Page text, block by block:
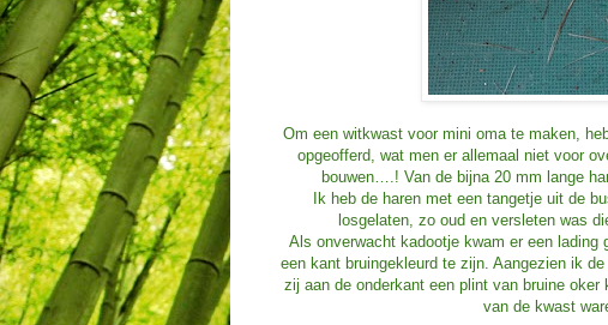
Om een witkwast voor mini oma te maken,
opgeofferd, wat men er allemaal niet voor
bouwen….! Van de bijna 20 mm lange
Ik heb de haren met een tangetje uit de
losgelaten, zo oud en versleten was
Als onverwacht kadootje kwam er een lading
een kant bruingekleurd te zijn. Aangezien ik
zij aan de onderkant een plint van bruine
van de kwast